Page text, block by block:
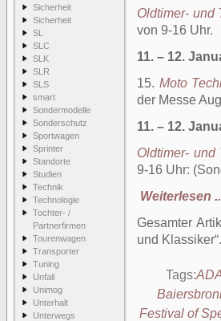
Sicherheit
Sicherheit
SL
SLC
SLK
SLR
SLS
smart
Sondermodelle
Sonderschutz
Sportwagen
Sprinter
Standorte
Studien
Technik
Technologie
Tochter- /
Partnerfirmen
Tourenwagen
Transporter
Tuning
Unfall
Unimog
Unterhalt
Unterwegs
Oldtimer- und
von 9-16 Uhr.
11. – 12.
15. Moto
der Messe
11. – 12.
Oldtimer- und
9-16 Uhr:
Weiterlesen
Gesamter
und Klassiker .
Tags:
Festival of